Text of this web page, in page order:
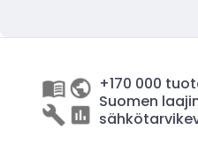
+170 000
Suomen